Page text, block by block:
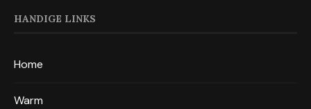
HANDIGE LINKS
Home
Warm